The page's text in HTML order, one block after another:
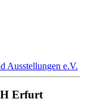
Ausstellungen e.V.
Erfurt